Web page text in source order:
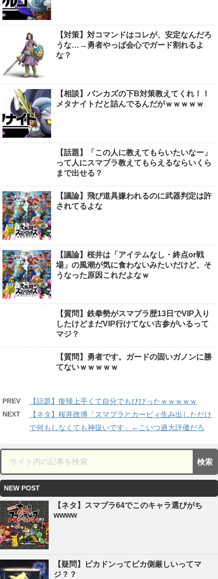
【対策】対コマンドはコレが、安定なんだろ
うな…→勇者やっぱ会心でガード割れるよ
な？
【相談】バンカズの下B対策教えてくれ！！
メタナイトだと詰んでるんだがｗｗｗｗｗ
【話題】「この人に教えてもらいたいなー」
って人にスマブラ教えてもらえるならいくら
まで出せる？
【議論】飛び道具嫌われるのに武器判定は許
されてるよな
【議論】桜井は「アイテムなし・終点or戦
場」の風潮が気に食わないみたいだけど、そ
うなった原因これだよなｗ
【質問】鉄拳勢がスマブラ歴13日でVIP入り
したけどまだVIP行けてない古参がいるって
マジ？
【質問】勇者です。ガードの固いガノンに勝
てないｗｗｗｗｗ
PREV 【話題】復帰上手くて自分でもびびったｗｗｗｗｗ
NEXT
【ネタ】桜井政博「スマブラとカービィ生み出しただけ
で何もしなくても神扱いです」←こいつ過大評価だろ
NEW POST
【ネタ】スマブラ64でこのキャラ選びがち
wwww
【疑問】ピカドンってピカ側厳しいってマ
ジ？？